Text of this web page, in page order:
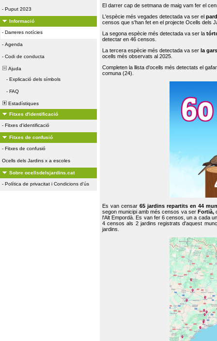
- Puput 2023
Informació
- Darreres notícies
- Agenda
- Codi de conducta
Ajuda
- Explicació dels símbols
- FAQ
Estadístiques
Fitxes d'identificació
- Fitxes d'identificació
Fitxes de confusió
- Fitxes de confusió
Ocells dels Jardins x a escoles
Sobre ocellsdelsjardins.cat
- Política de privacitat i Condicions d'ús
El darrer cap de setmana de maig vam fer el
L'espècie més vegades detectada va ser el
censos que s'han fet en el projecte Ocells dels
La segona espècie més detectada va ser la
detectar en 46 censos.
La tercera espècie més detectada va ser la
ocells més observats al 2025.
Completen la llista d'ocells més detectats el
comuna (24).
Es van censar65 jardins repartits en 44
segon municipi amb més censos va ser Fortià,
l'Alt Empordà. Es van fer 6 censos, un a cada
4 censos als 2 jardins registrats d'aquest
jardins.